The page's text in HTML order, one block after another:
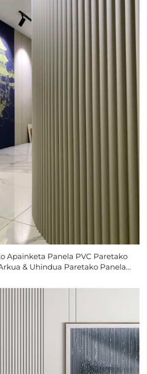
Apainketa Panela PVC Paretako
& Uhindua Paretako Panelak